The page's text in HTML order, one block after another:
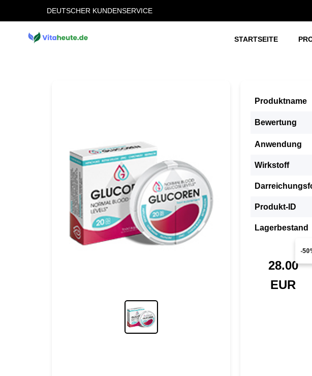
DEUTSCHER KUNDENSERVICE
STARTSEITE
Produktname
Bewertung
Anwendung
Wirkstoff
Produkt-ID
Lagerbestand
-
28.00
EUR